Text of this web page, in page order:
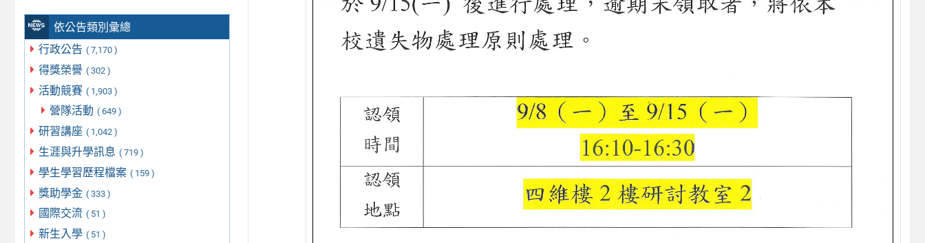
依公告類別彙總
行政公告 ( 7,170 )
得獎榮譽 ( 302 )
活動競賽 ( 1,903 )
營隊活動 ( 649 )
研習講座 ( 1,042 )
生涯與升學訊息 ( 719 )
學生學習歷程檔案 ( 159 )
獎助學金 ( 333 )
國際交流 ( 51 )
新生入學 ( 51 )